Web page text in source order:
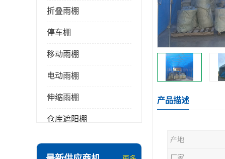
折叠雨棚
停车棚
移动雨棚
电动雨棚
伸缩雨棚
仓库遮阳棚
产品描述
产地